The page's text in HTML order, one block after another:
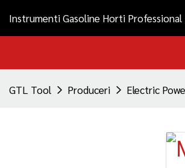
Instrumenti Gasoline Horti
GTL Tool Produceri Electric